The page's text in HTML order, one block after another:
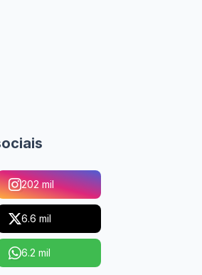
202 mil
6.6 mil
6.2 mil